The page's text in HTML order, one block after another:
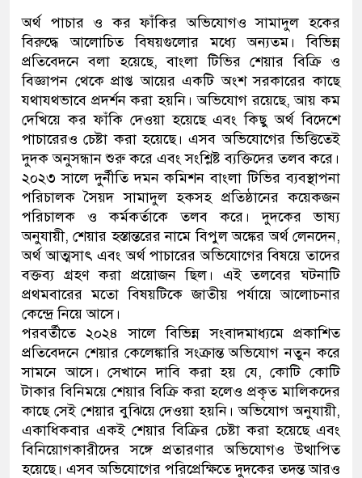
অর্থ পাচার ও কর ফাঁকির অভিযোগও সামাদুল হকের
বিরুদ্ধে আলোচিত বিষয়গুলোর মধ্যে অন্যতম। বিভিন্ন
প্রতিবেদনে বলা হয়েছে, বাংলা টিভির শেয়ার বিক্রি ও
বিজ্ঞাপন থেকে প্রাপ্ত আয়ের একটি অংশ সরকারের কাছে
যথাযথভাবে প্রদর্শন করা হয়নি। অভিযোগ রয়েছে, আয় কম
দেখিয়ে কর ফাঁকি দেওয়া হয়েছে এবং কিছু অর্থ বিদেশে
পাচারেরও চেষ্টা করা হয়েছে। এসব অভিযোগের ভিত্তিতেই
দুদক অনুসন্ধান শুরু করে এবং সংশ্লিষ্ট ব্যক্তিদের তলব করে।
২০২৩ সালে দুর্নীতি দমন কমিশন বাংলা টিভির ব্যবস্থাপনা
পরিচালক সৈয়দ সামাদুল হকসহ প্রতিষ্ঠানের কয়েকজন
পরিচালক ও কর্মকর্তাকে তলব করে। দুদকের ভাষ্য
অনুযায়ী, শেয়ার হস্তান্তরের নামে বিপুল অঙ্কের অর্থ লেনদেন,
অর্থ আত্মসাৎ এবং অর্থ পাচারের অভিযোগের বিষয়ে তাদের
বক্তব্য গ্রহণ করা প্রয়োজন ছিল। এই তলবের ঘটনাটি
প্রথমবারের মতো বিষয়টিকে জাতীয় পর্যায়ে আলোচনার
কেন্দ্রে নিয়ে আসে।
পরবর্তীতে ২০২৪ সালে বিভিন্ন সংবাদমাধ্যমে প্রকাশিত
প্রতিবেদনে শেয়ার কেলেঙ্কারি সংক্রান্ত অভিযোগ নতুন করে
সামনে আসে। সেখানে দাবি করা হয় যে, কোটি কোটি
টাকার বিনিময়ে শেয়ার বিক্রি করা হলেও প্রকৃত মালিকদের
কাছে সেই শেয়ার বুঝিয়ে দেওয়া হয়নি। অভিযোগ অনুযায়ী,
একাধিকবার একই শেয়ার বিক্রির চেষ্টা করা হয়েছে এবং
বিনিয়োগকারীদের সঙ্গে প্রতারণার অভিযোগও উত্থাপিত
হয়েছে। এসব অভিযোগের পরিপ্রেক্ষিতে দুদকের তদন্ত আরও